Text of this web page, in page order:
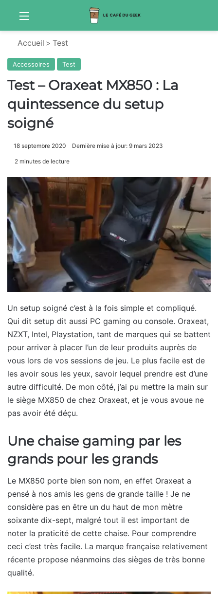
Menu
Accueil > Test
Accessoires Test
Test – Oraxeat MX850 : La
quintessence du setup
soigné
18 septembre 2020 Dernière mise à jour: 9 mars 2023
2 minutes de lecture
Un setup soigné c’est à la fois simple et compliqué.
Qui dit setup dit aussi PC gaming ou console. Oraxeat,
NZXT, Intel, Playstation, tant de marques qui se battent
pour arriver à placer l’un de leur produits auprès de
vous lors de vos sessions de jeu. Le plus facile est de
les avoir sous les yeux, savoir lequel prendre est d’une
autre difficulté. De mon côté, j’ai pu mettre la main sur
le siège MX850 de chez Oraxeat, et je vous avoue ne
pas avoir été déçu.
Une chaise gaming par les
grands pour les grands
Le MX850 porte bien son nom, en effet Oraxeat a
pensé à nos amis les gens de grande taille ! Je ne
considère pas en être un du haut de mon mètre
soixante dix-sept, malgré tout il est important de
noter la praticité de cette chaise. Pour comprendre
ceci c’est très facile. La marque française relativement
récente propose néanmoins des sièges de très bonne
qualité.